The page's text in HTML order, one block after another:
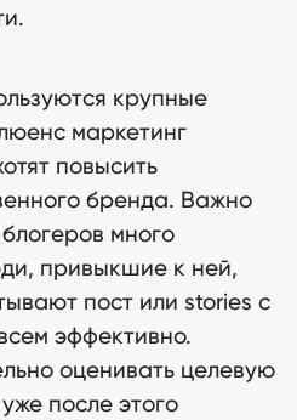
крупные
маркетинг
повысить
бренда. Важно
много
привыкшие к ней,
пост или stories с
эффективно.
оценивать целевую
после этого